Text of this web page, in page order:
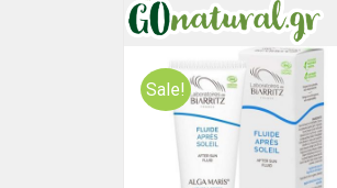
Sale!